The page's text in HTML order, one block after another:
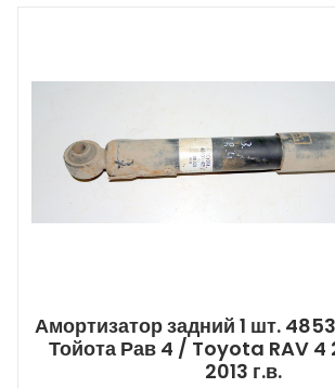
Амортизатор задний 1 шт.
Тойота Рав 4 / Toyota RAV 4
2013 г.в.